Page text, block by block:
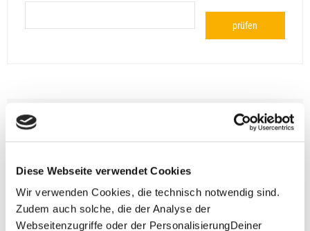
Diese Webseite verwendet Cookies
Wir verwenden Cookies, die technisch notwendig sind.
Zudem auch solche, die der Analyse der
Webseitenzugriffe oder der PersonalisierungDeiner
prüfen
**Halbes Doppelzimmer: Zwei gleichgeschlechtliche
Personen teilen sich die Unterkunft. Wir berechnen (je
nach Reise) bei Buchung entweder den halben, einen
Finden wir eine/n Partner/in, dann erhältst Du den
Unsere Reisen und Seminare sind nicht barrierefrei.